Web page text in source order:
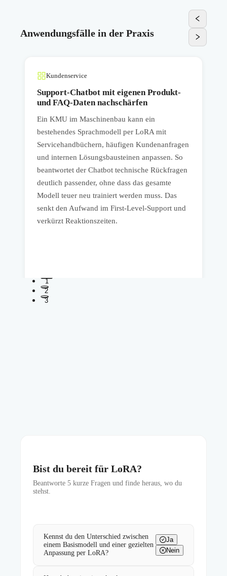
Anwendungsfälle in der Praxis
Kundenservice
Support-Chatbot mit eigenen Produkt-
und FAQ-Daten nachschärfen
Ein KMU im Maschinenbau kann ein
bestehendes Sprachmodell per LoRA mit
Servicehandbüchern, häufigen Kundenanfragen
und internen Lösungsbausteinen anpassen. So
beantwortet der Chatbot technische Rückfragen
deutlich passender, ohne dass das gesamte
Modell teuer neu trainiert werden muss. Das
senkt den Aufwand im First-Level-Support und
verkürzt Reaktionszeiten.
1
2
3
Bist du bereit für LoRA?
Beantworte 5 kurze Fragen und finde heraus, wo du
stehst.
Kennst du den Unterschied zwischen
einem Basismodell und einer gezielten
Anpassung per LoRA?
Ja
Nein